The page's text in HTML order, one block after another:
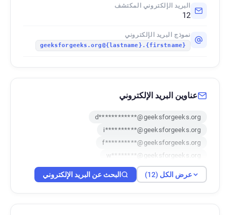
البريد الإلكتروني المكتشف
12
نموذج البريد الإلكتروني
{firstname}.{lastname}@geeksforgeeks.org
عناوين البريد الإلكتروني
d************@geeksforgeeks.org
i**********@geeksforgeeks.org
f**********@geeksforgeeks.org
w********@geeksforgeeks.org
n*****@geeksforgeeks.org
p*******@geeksforgeeks.org
عرض الكل (12) البحث عن البريد الإلكتروني